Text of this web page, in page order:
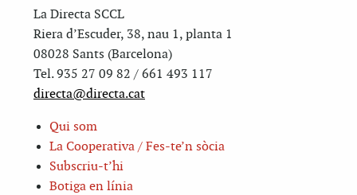
La Directa SCCL
Riera d’Escuder, 38, nau 1, planta 1
08028 Sants (Barcelona)
Tel. 935 27 09 82 / 661 493 117
directa@directa.cat
Qui som
La Cooperativa / Fes-te’n sòcia
Subscriu-t’hi
Botiga en línia